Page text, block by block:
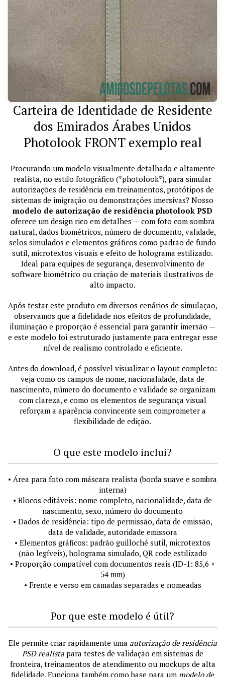
Carteira de Identidade de Residente
dos Emirados Árabes Unidos
Photolook FRONT exemplo real
Procurando um modelo visualmente detalhado e altamente
realista, no estilo fotográfico (*photolook*), para simular
autorizações de residência em treinamentos, protótipos de
sistemas de imigração ou demonstrações imersivas? Nosso
modelo de autorização de residência photolook PSD
oferece um design rico em detalhes — com foto com sombra
natural, dados biométricos, número de documento, validade,
selos simulados e elementos gráficos como padrão de fundo
sutil, microtextos visuais e efeito de holograma estilizado.
Ideal para equipes de segurança, desenvolvimento de
software biométrico ou criação de materiais ilustrativos de
alto impacto.
Após testar este produto em diversos cenários de simulação,
observamos que a fidelidade nos efeitos de profundidade,
iluminação e proporção é essencial para garantir imersão —
e este modelo foi estruturado justamente para entregar esse
nível de realismo controlado e eficiente.
Antes do download, é possível visualizar o layout completo:
veja como os campos de nome, nacionalidade, data de
nascimento, número do documento e validade se organizam
com clareza, e como os elementos de segurança visual
reforçam a aparência convincente sem comprometer a
flexibilidade de edição.
O que este modelo inclui?
• Área para foto com máscara realista (borda suave e sombra
interna)
• Blocos editáveis: nome completo, nacionalidade, data de
nascimento, sexo, número do documento
• Dados de residência: tipo de permissão, data de emissão,
data de validade, autoridade emissora
• Elementos gráficos: padrão guilloché sutil, microtextos
(não legíveis), holograma simulado, QR code estilizado
• Proporção compatível com documentos reais (ID-1: 85,6 ×
54 mm)
• Frente e verso em camadas separadas e nomeadas
Por que este modelo é útil?
Ele permite criar rapidamente uma autorização de residência
PSD realistapara testes de validação em sistemas de
fronteira, treinamentos de atendimento ou mockups de alta
fidelidade. Funciona também como base para um modelo de